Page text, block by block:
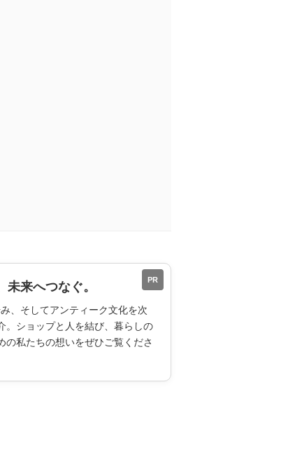
PR
来へつなぐ。
、そしてアンティーク文化を次
。ショップと人を結び、暮らしの
の私たちの想いをぜひご覧くださ